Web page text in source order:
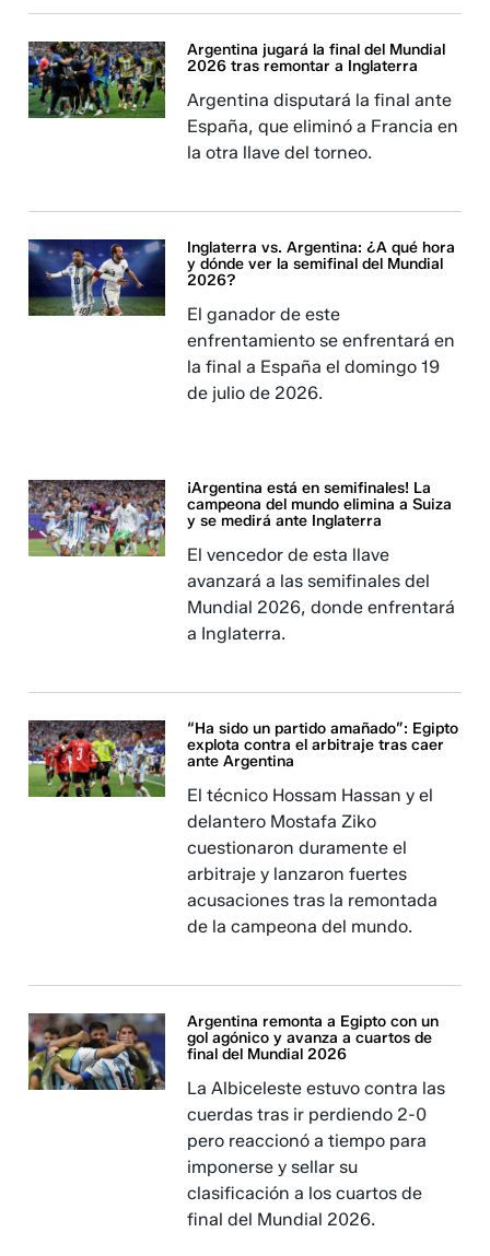
Argentina jugará la final del Mundial
2026 tras remontar a Inglaterra
Argentina disputará la final ante
España, que eliminó a Francia en
la otra llave del torneo.
Inglaterra vs. Argentina: ¿A qué hora
y dónde ver la semifinal del Mundial
2026?
El ganador de este
enfrentamiento se enfrentará en
la final a España el domingo 19
de julio de 2026.
¡Argentina está en semifinales! La
campeona del mundo elimina a Suiza
y se medirá ante Inglaterra
El vencedor de esta llave
avanzará a las semifinales del
Mundial 2026, donde enfrentará
a Inglaterra.
“Ha sido un partido amañado”: Egipto
explota contra el arbitraje tras caer
ante Argentina
El técnico Hossam Hassan y el
delantero Mostafa Ziko
cuestionaron duramente el
arbitraje y lanzaron fuertes
acusaciones tras la remontada
de la campeona del mundo.
Argentina remonta a Egipto con un
gol agónico y avanza a cuartos de
final del Mundial 2026
La Albiceleste estuvo contra las
cuerdas tras ir perdiendo 2-0
pero reaccionó a tiempo para
imponerse y sellar su
clasificación a los cuartos de
final del Mundial 2026.